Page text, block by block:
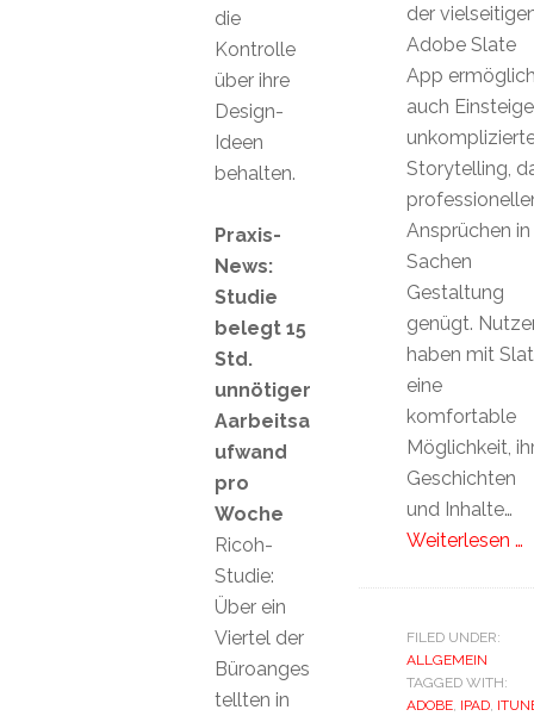
der
Adobe Slate
App
auch
Storytelling,
Ansprüchen in
Sachen
Gestaltung
genügt.
haben mit
eine
komfortable
Möglichkeit,
Geschichten
und Inhalte…
Weiterlesen …
FILED UNDER:
ALLGEMEIN
TAGGED WITH:
ADOBE, IPAD,
die
Kontrolle
über ihre
Design-
Ideen
behalten.
Praxis-
News:
Studie
belegt 15
Std.
unnötiger
Aarbeitsa
ufwand
pro
Woche
Ricoh-
Studie:
Über ein
Viertel der
Büroanges
tellten in